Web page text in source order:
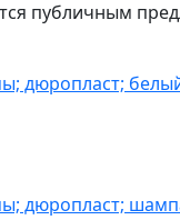
публичным
дюропласт;
дюропласт;